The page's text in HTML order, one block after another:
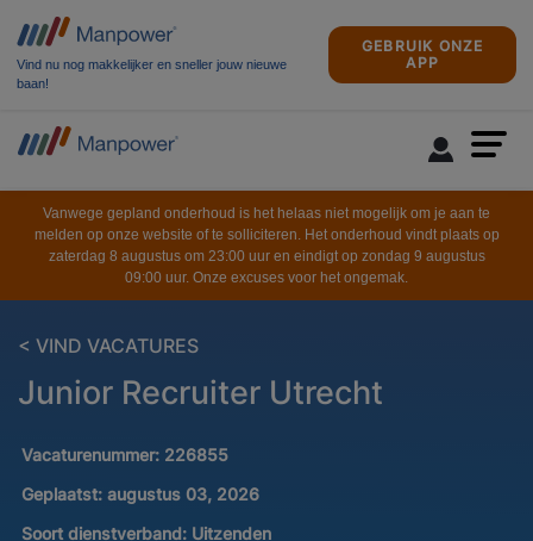
Vind nu nog makkelijker en sneller jouw nieuwe
baan!
GEBRUIK ONZE
APP
Vanwege gepland onderhoud is het helaas niet mogelijk om je aan te
melden op onze website of te solliciteren. Het onderhoud vindt plaats op
zaterdag 8 augustus om 23:00 uur en eindigt op zondag 9 augustus
09:00 uur. Onze excuses voor het ongemak.
< VIND VACATURES
Junior Recruiter Utrecht
Vacaturenummer: 226855
Geplaatst: augustus 03, 2026
Soort dienstverband: Uitzenden